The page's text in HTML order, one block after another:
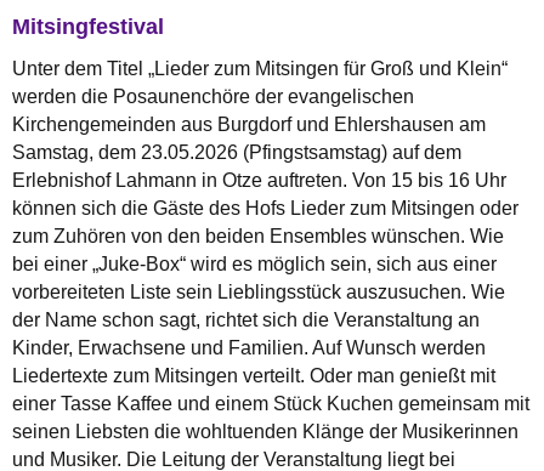
Mitsingfestival
Unter dem Titel „Lieder zum Mitsingen für Groß und Klein“
werden die Posaunenchöre der evangelischen
Kirchengemeinden aus Burgdorf und Ehlershausen am
Samstag, dem 23.05.2026 (Pfingstsamstag) auf dem
Erlebnishof Lahmann in Otze auftreten. Von 15 bis 16 Uhr
können sich die Gäste des Hofs Lieder zum Mitsingen oder
zum Zuhören von den beiden Ensembles wünschen. Wie
bei einer „Juke-Box“ wird es möglich sein, sich aus einer
vorbereiteten Liste sein Lieblingsstück auszusuchen. Wie
der Name schon sagt, richtet sich die Veranstaltung an
Kinder, Erwachsene und Familien. Auf Wunsch werden
Liedertexte zum Mitsingen verteilt. Oder man genießt mit
einer Tasse Kaffee und einem Stück Kuchen gemeinsam mit
seinen Liebsten die wohltuenden Klänge der Musikerinnen
und Musiker. Die Leitung der Veranstaltung liegt bei